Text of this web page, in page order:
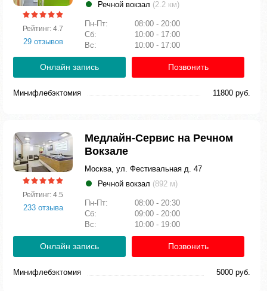
Рейтинг: 4.7
29 отзывов
Речной вокзал (2.2 км)
Пн-Пт:
08:00 - 20:00
Сб:
10:00 - 17:00
Вс:
10:00 - 17:00
Онлайн запись Позвонить
Минифлебэктомия 11800 руб.
Рейтинг: 4.5
233 отзыва
Медлайн-Сервис на Речном
Вокзале
Москва, ул. Фестивальная д. 47
Речной вокзал (892 м)
Пн-Пт:
08:00 - 20:30
Сб:
09:00 - 20:00
Вс:
10:00 - 19:00
Онлайн запись Позвонить
Минифлебэктомия 5000 руб.